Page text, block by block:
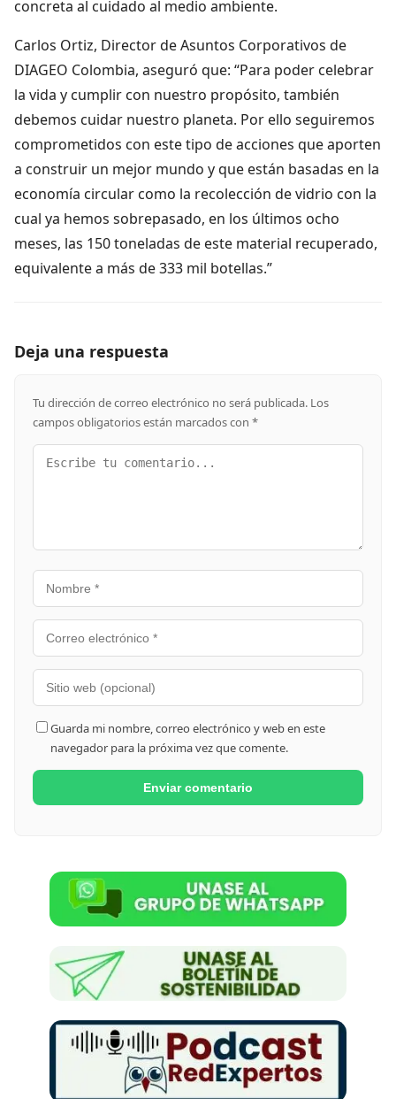
concreta al cuidado al medio ambiente.
Carlos Ortiz, Director de Asuntos Corporativos de
DIAGEO Colombia, aseguró que: “Para poder celebrar
la vida y cumplir con nuestro propósito, también
debemos cuidar nuestro planeta. Por ello seguiremos
comprometidos con este tipo de acciones que aporten
a construir un mejor mundo y que están basadas en la
economía circular como la recolección de vidrio con la
cual ya hemos sobrepasado, en los últimos ocho
meses, las 150 toneladas de este material recuperado,
equivalente a más de 333 mil botellas.”
Deja una respuesta
Tu dirección de correo electrónico no será publicada. Los
campos obligatorios están marcados con *
Guarda mi nombre, correo electrónico y web en este
navegador para la próxima vez que comente.